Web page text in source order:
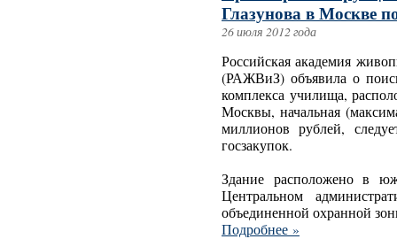
Глазунова в Москве
26 июля 2012 года
Российская академия
(РАЖВиЗ) объявила о
комплекса училища,
Москвы, начальная
миллионов рублей,
госзакупок.
Здание расположено в
Центральном
объединенной охранной
Подробнее »